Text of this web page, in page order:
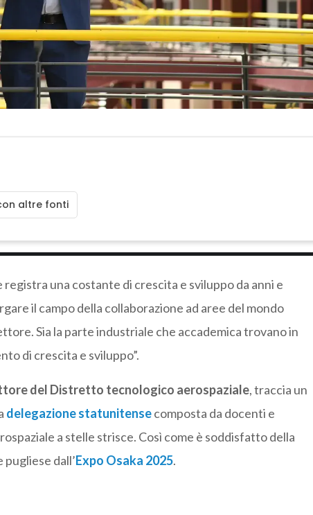
altre fonti
registra una costante di crescita e sviluppo da anni e
il campo della collaborazione ad aree del mondo
Sia la parte industriale che accademica trovano in
di crescita e sviluppo”.
del Distretto tecnologico aerospaziale, traccia un
delegazione statunitensecomposta da docenti e
a stelle strisce. Così come è soddisfatto della
dall’Expo Osaka 2025.
I
industria